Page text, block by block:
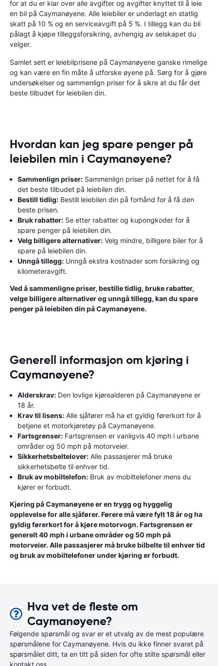
for at du er klar over alle avgifter og avgifter knyttet til å leie
en bil på Caymanøyene. Alle leiebiler er underlagt en statlig
skatt på 10 % og en serviceavgift på 5 %. I tillegg kan du bli
pålagt å kjøpe tilleggsforsikring, avhengig av selskapet du
velger.
Samlet sett er leiebilprisene på Caymanøyene ganske rimelige
og kan være en fin måte å utforske øyene på. Sørg for å gjøre
undersøkelser og sammenlign priser for å sikre at du får det
beste tilbudet for leiebilen din.
Hvordan kan jeg spare penger på
leiebilen min i Caymanøyene?
Sammenlign priser: Sammenlign priser på nettet for å få
det beste tilbudet på leiebilen din.
Bestill tidlig: Bestill leiebilen din på forhånd for å få den
beste prisen.
Bruk rabatter: Se etter rabatter og kupongkoder for å
spare penger på leiebilen din.
Velg billigere alternativer: Velg mindre, billigere biler for å
spare på leiebilen din.
Unngå tillegg: Unngå ekstra kostnader som forsikring og
kilometeravgift.
Ved å sammenligne priser, bestille tidlig, bruke rabatter,
velge billigere alternativer og unngå tillegg, kan du spare
penger på leiebilen din på Caymanøyene.
Generell informasjon om kjøring i
Caymanøyene?
Alderskrav: Den lovlige kjørealderen på Caymanøyene er
18 år.
Krav til lisens: Alle sjåfører må ha et gyldig førerkort for å
betjene et motorkjøretøy på Caymanøyene.
Fartsgrenser: Fartsgrensen er vanligvis 40 mph i urbane
områder og 50 mph på motorveier.
Sikkerhetsbeltelover: Alle passasjerer må bruke
sikkerhetsbelte til enhver tid.
Bruk av mobiltelefon: Bruk av mobiltelefoner mens du
kjører er forbudt.
Kjøring på Caymanøyene er en trygg og hyggelig
opplevelse for alle sjåfører. Førere må være fylt 18 år og ha
gyldig førerkort for å kjøre motorvogn. Fartsgrensen er
generelt 40 mph i urbane områder og 50 mph på
motorveier. Alle passasjerer må bruke bilbelte til enhver tid
og bruk av mobiltelefoner under kjøring er forbudt.
Hva vet de fleste om
Caymanøyene?
Følgende spørsmål og svar er et utvalg av de mest populære
spørsmålene for Caymanøyene. Hvis du ikke finner svaret på
spørsmålet ditt, ta en titt på siden for ofte stilte spørsmål eller
kontakt oss.